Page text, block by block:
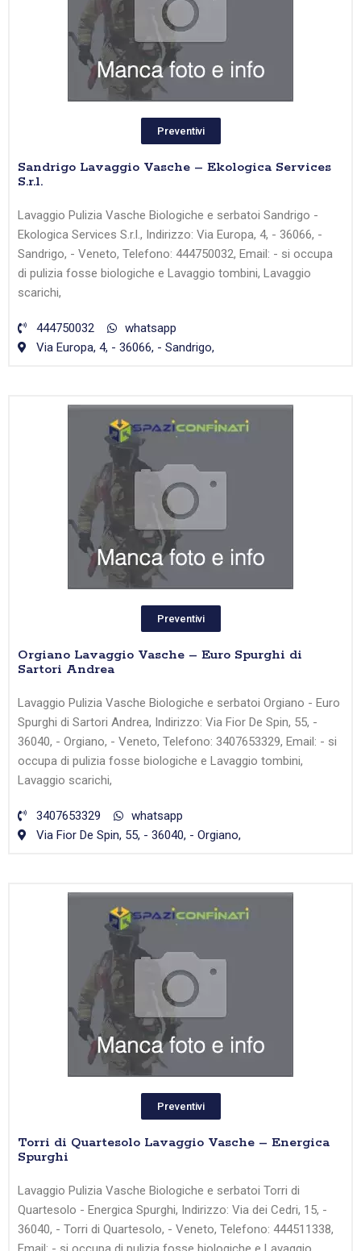
Preventivi
Sandrigo Lavaggio Vasche – Ekologica Services
S.r.l.
Lavaggio Pulizia Vasche Biologiche e serbatoi Sandrigo -
Ekologica Services S.r.l., Indirizzo: Via Europa, 4, - 36066, -
Sandrigo, - Veneto, Telefono: 444750032, Email: - si occupa
di pulizia fosse biologiche e Lavaggio tombini, Lavaggio
scarichi,
444750032
whatsapp
Via Europa, 4, - 36066, - Sandrigo,
Preventivi
Orgiano Lavaggio Vasche – Euro Spurghi di
Sartori Andrea
Lavaggio Pulizia Vasche Biologiche e serbatoi Orgiano - Euro
Spurghi di Sartori Andrea, Indirizzo: Via Fior De Spin, 55, -
36040, - Orgiano, - Veneto, Telefono: 3407653329, Email: - si
occupa di pulizia fosse biologiche e Lavaggio tombini,
Lavaggio scarichi,
3407653329
whatsapp
Via Fior De Spin, 55, - 36040, - Orgiano,
Preventivi
Torri di Quartesolo Lavaggio Vasche – Energica
Spurghi
Lavaggio Pulizia Vasche Biologiche e serbatoi Torri di
Quartesolo - Energica Spurghi, Indirizzo: Via dei Cedri, 15, -
36040, - Torri di Quartesolo, - Veneto, Telefono: 444511338,